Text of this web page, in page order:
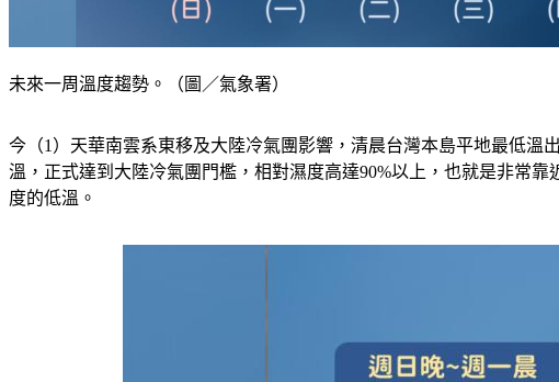
未來一周溫度趨勢。（圖／氣象署）
今（1）天華南雲系東移及大陸冷氣團影響，清晨台灣本島平地最低溫
溫，正式達到大陸冷氣團門檻，相對濕度高達90%以上，也就是非常
度的低溫。